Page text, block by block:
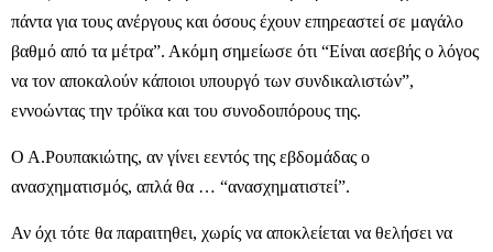
πάντα για τους ανέργους και όσους έχουν επηρεαστεί σε μαγάλο
βαθμό από τα μέτρα”. Ακόμη σημείωσε ότι “Είναι ασεβής ο λόγος
να τον αποκαλούν κάποιοι υπουργό των συνδικαλιστών”,
εννοώντας την τρόϊκα και του συνοδοιπόρους της.
Ο Α.Ρουπακιώτης, αν γίνει εεντός της εβδομάδας ο
ανασχηματισμός, απλά θα … “ανασχηματιστεί”.
Αν όχι τότε θα παραιτηθει, χωρίς να αποκλείεται να θελήσει να